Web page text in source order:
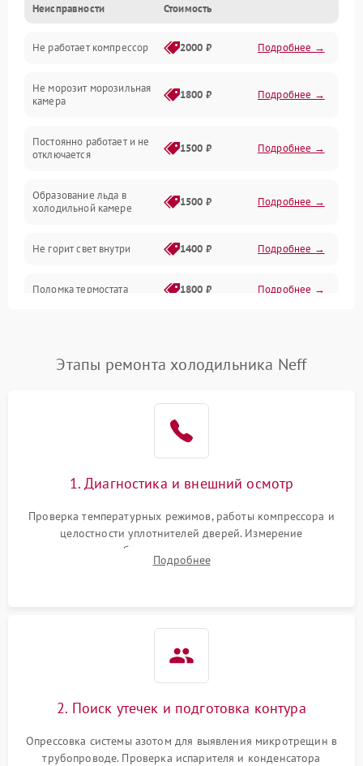
Механика
Электропитание
Дренаж
Неисправности Стоимость
Не работает компрессор 2000 ₽ Подробнее →
Не морозит морозильная
камера
1800 ₽ Подробнее →
Постоянно работает и не
отключается
1500 ₽ Подробнее →
Образование льда в
холодильной камере
1500 ₽ Подробнее →
Не горит свет внутри 1400 ₽ Подробнее →
Поломка термостата 1800 ₽ Подробнее →
Поломка системы No Frost 2600 ₽ Подробнее →
работе
2000 ₽ Подробнее →
1000 ₽
1800 ₽
Этапы ремонта холодильника Neff
1. Диагностика и внешний осмотр
Проверка температурных режимов, работы компрессора и
целостности уплотнителей дверей. Измерение
сопротивления обмоток мотора, проверка термостата и
считывание кодов ошибок с электронного дисплея.
Подробнее
2. Поиск утечек и подготовка контура
Опрессовка системы азотом для выявления микротрещин в
трубопроводе. Проверка испарителя и конденсатора